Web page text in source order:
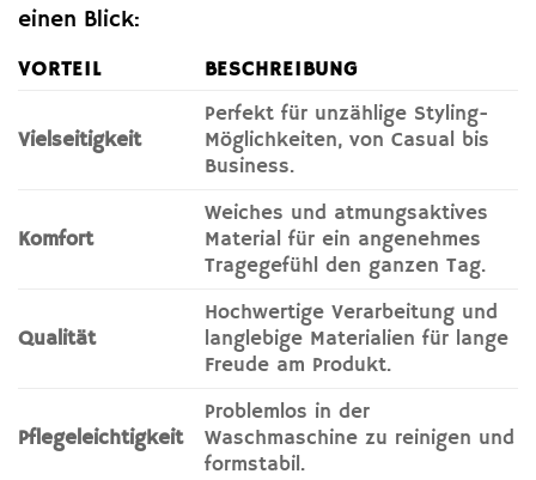
einen Blick:
VORTEIL BESCHREIBUNG
Vielseitigkeit
Perfekt für unzählige Styling-
Möglichkeiten, von Casual bis
Business.
Komfort
Weiches und atmungsaktives
Material für ein angenehmes
Tragegefühl den ganzen Tag.
Qualität
Hochwertige Verarbeitung und
langlebige Materialien für lange
Freude am Produkt.
Pflegeleichtigkeit
Problemlos in der
Waschmaschine zu reinigen und
formstabil.